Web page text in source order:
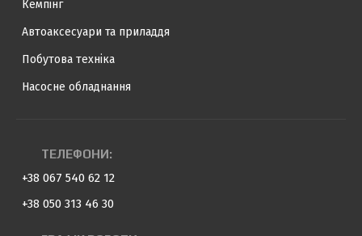
Кемпінг
Автоаксесуари та приладдя
Побутова техніка
Насосне обладнання
ТЕЛЕФОНИ:
+38 067 540 62 12
+38 050 313 46 30